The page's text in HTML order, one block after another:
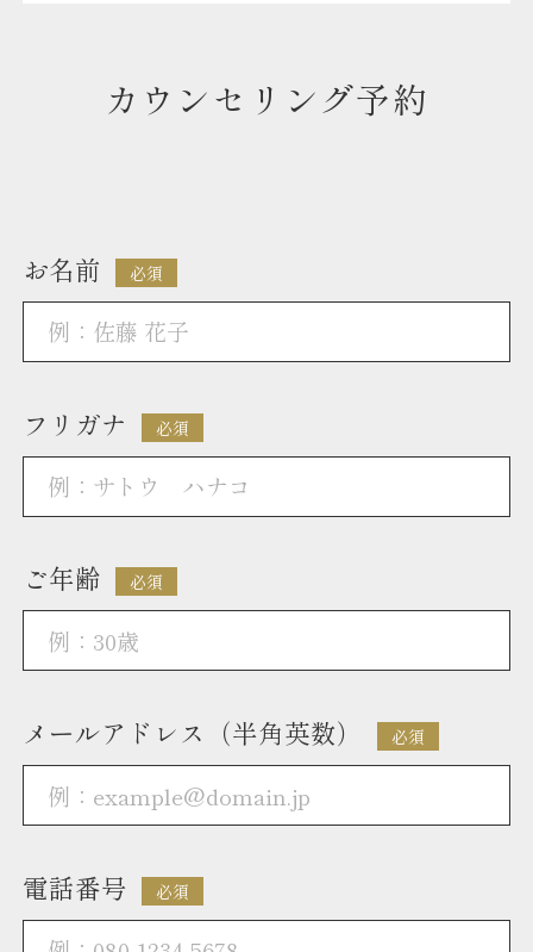
カウンセリング予約
お名前 必須
フリガナ 必須
ご年齢 必須
メールアドレス（半角英数） 必須
電話番号 必須